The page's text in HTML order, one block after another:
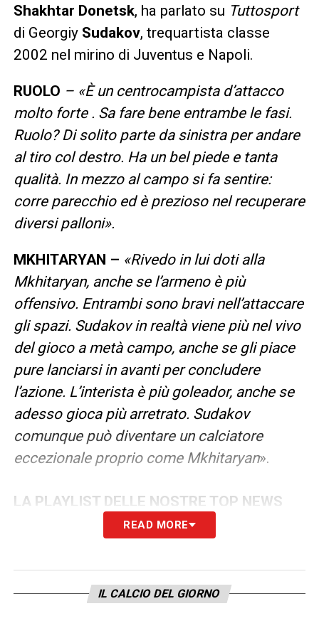
Shakhtar Donetsk, ha parlato su Tuttosport
di Georgiy Sudakov, trequartista classe
2002 nel mirino di Juventus e Napoli.
RUOLO – «È un centrocampista d’attacco
molto forte . Sa fare bene entrambe le fasi.
Ruolo? Di solito parte da sinistra per andare
al tiro col destro. Ha un bel piede e tanta
qualità. In mezzo al campo si fa sentire:
corre parecchio ed è prezioso nel recuperare
diversi palloni».
MKHITARYAN – «Rivedo in lui doti alla
Mkhitaryan, anche se l’armeno è più
offensivo. Entrambi sono bravi nell’attaccare
gli spazi. Sudakov in realtà viene più nel vivo
del gioco a metà campo, anche se gli piace
pure lanciarsi in avanti per concludere
l’azione. L’interista è più goleador, anche se
adesso gioca più arretrato. Sudakov
comunque può diventare un calciatore
eccezionale proprio come Mkhitaryan».
LA PLAYLIST DELLE NOSTRE TOP NEWS
READ MORE
IL CALCIO DEL GIORNO